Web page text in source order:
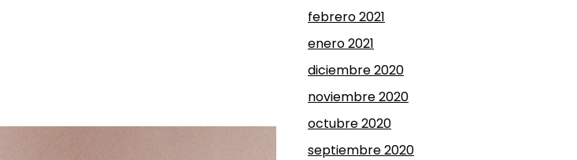
febrero 2021
enero 2021
diciembre 2020
noviembre 2020
octubre 2020
septiembre 2020